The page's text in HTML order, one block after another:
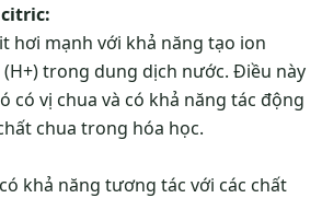
hơi mạnh với khả năng tạo ion
trong dung dịch nước. Điều này
có vị chua và có khả năng tác động
chua trong hóa học.
khả năng tương tác với các chất